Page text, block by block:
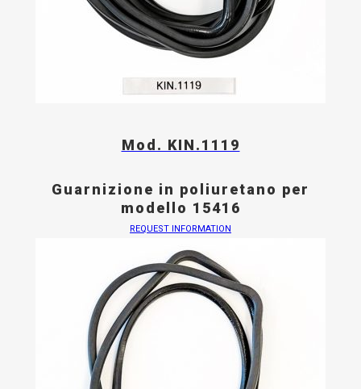
Mod. KIN.1119
Guarnizione in poliuretano per
modello 15416
REQUEST INFORMATION